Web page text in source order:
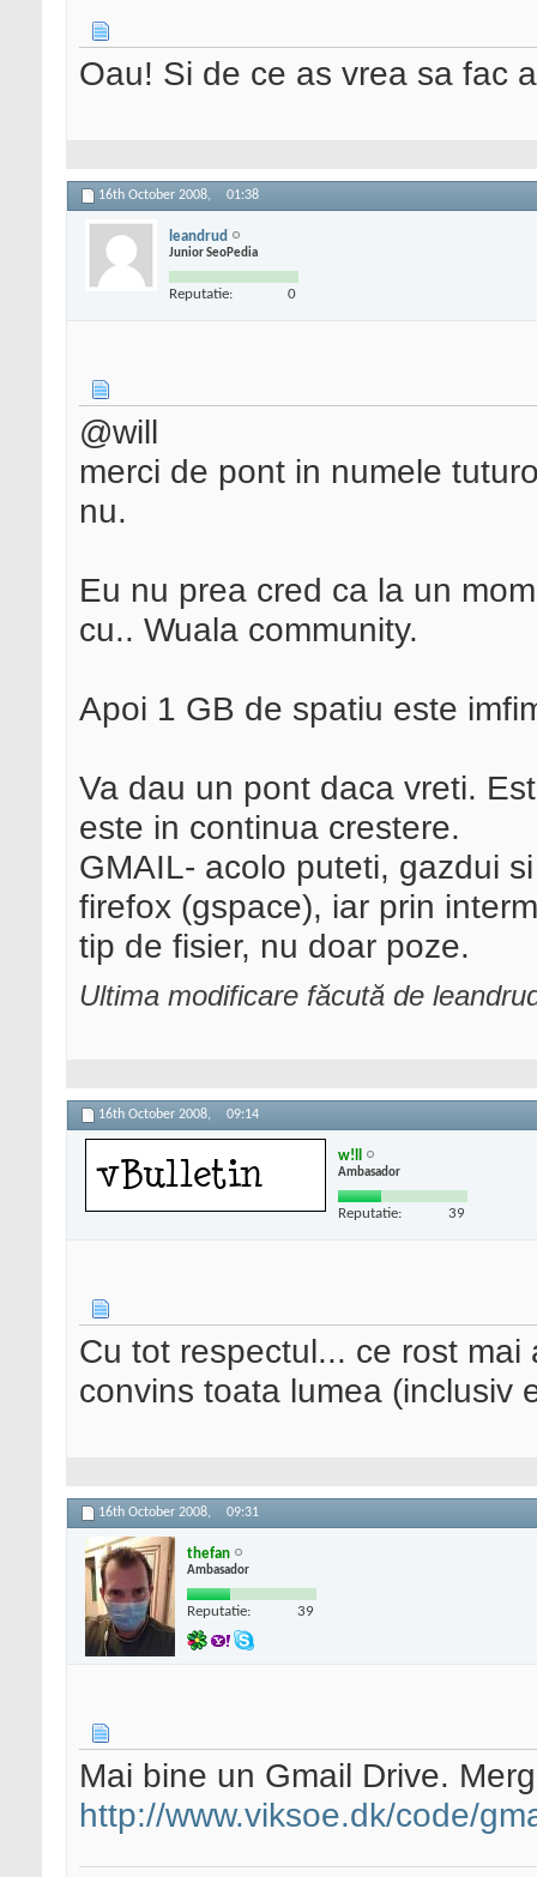
Oau! Si de ce as vrea sa fac
16th October 2008, 01:38
leandrud
Junior SeoPedia
Reputatie: 0
@will
merci de pont in numele
nu.
Eu nu prea cred ca la un
cu.. Wuala community.
Apoi 1 GB de spatiu este
Va dau un pont daca vreti.
este in continua crestere.
GMAIL- acolo puteti, gazdui
firefox (gspace), iar prin
tip de fisier, nu doar poze.
Ultima modificare făcută de
16th October 2008, 09:14
w!ll
Ambasador
Reputatie: 39
Cu tot respectul... ce rost
convins toata lumea (inclusiv
16th October 2008, 09:31
thefan
Ambasador
Reputatie: 39
Mai bine un Gmail Drive.
http://www.viksoe.dk/code/